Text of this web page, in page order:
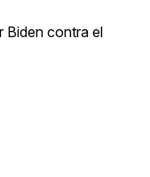
Biden contra el